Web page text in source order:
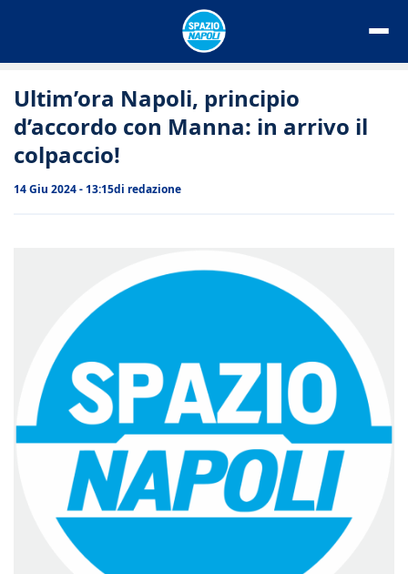
Ultim’ora Napoli, principio
d’accordo con Manna: in arrivo il
colpaccio!
14 Giu 2024 - 13:15di redazione